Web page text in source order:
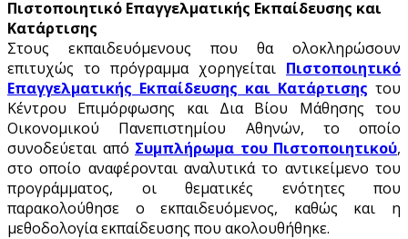
Πιστοποιητικό Επαγγελματικής Εκπαίδευσης και
Κατάρτισης
Στους εκπαιδευόμενους που θα ολοκληρώσουν
επιτυχώς το πρόγραμμα χορηγείται Πιστοποιητικό
Επαγγελματικής Εκπαίδευσης και Κατάρτισης του
Κέντρου Επιμόρφωσης και Δια Βίου Μάθησης του
Οικονομικού Πανεπιστημίου Αθηνών, το οποίο
συνοδεύεται από Συμπλήρωμα του Πιστοποιητικού,
στο οποίο αναφέρονται αναλυτικά το αντικείμενο του
προγράμματος, οι θεματικές ενότητες που
παρακολούθησε ο εκπαιδευόμενος, καθώς και η
μεθοδολογία εκπαίδευσης που ακολουθήθηκε.